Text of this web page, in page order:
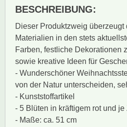
BESCHREIBUNG:
Dieser Produktzweig überzeugt
Materialien in den stets
Farben, festliche Dekorationen
sowie kreative Ideen für
- Wunderschöner
von der Natur unterscheiden,
- Kunststoffartikel
- 5 Blüten in kräftigem rot und
- Maße: ca. 51 cm